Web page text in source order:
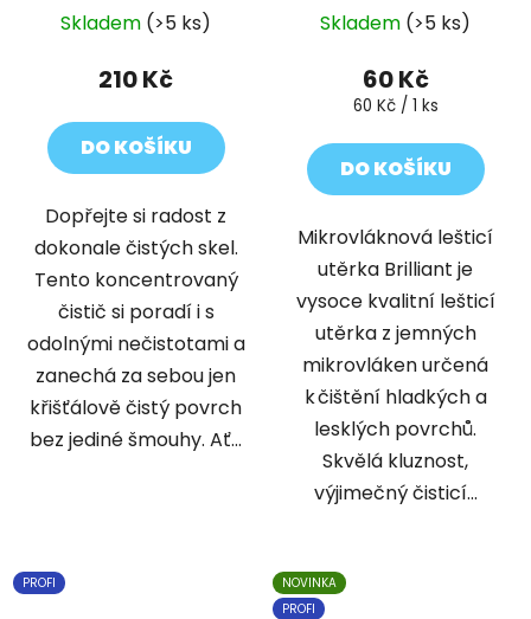
Skladem (>5 ks)
210 Kč
DO KOŠÍKU
Dopřejte si radost z
dokonale čistých skel.
Tento koncentrovaný
čistič si poradí i s
odolnými nečistotami a
zanechá za sebou jen
křišťálově čistý povrch
bez jediné šmouhy. Ať...
hodnocení
produktu
je
z
5
hvězdiček.
Skladem (>5 ks)
60 Kč
Měrná
60 Kč / 1 ks
DO KOŠÍKU
Mikrovláknová lešticí
utěrka Brilliant je
vysoce kvalitní lešticí
utěrka z jemných
mikrovláken určená
k čištění hladkých a
lesklých povrchů.
Skvělá kluznost,
výjimečný čisticí...
PROFI
NOVINKA
PROFI